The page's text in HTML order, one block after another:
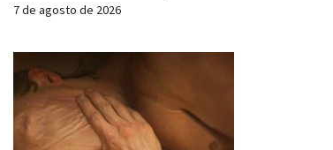
7 de agosto de 2026